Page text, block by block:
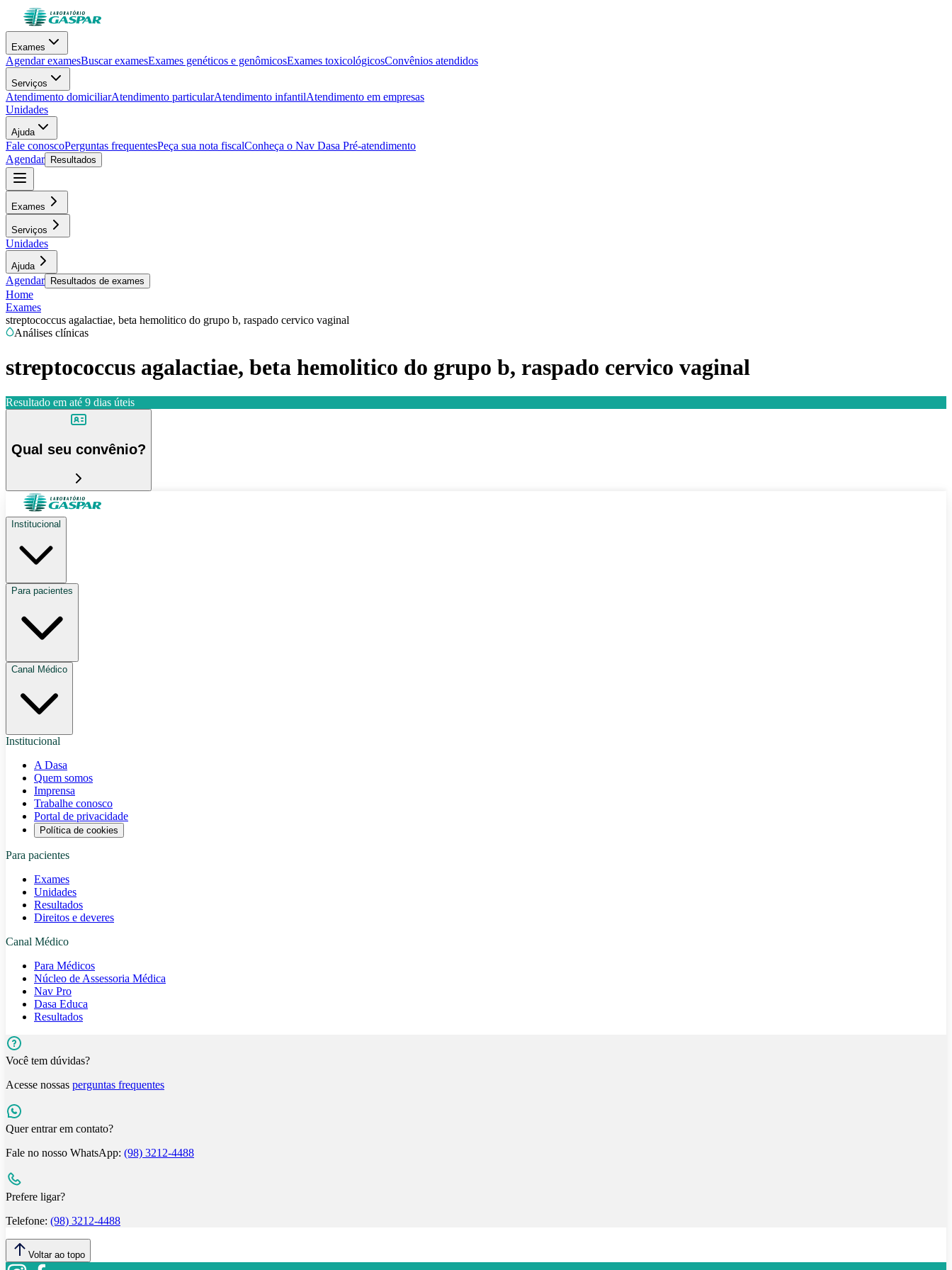
Exames
Agendar examesBuscar examesExames genéticos e genômicosExames toxicológicosConvênios atendidos
Serviços
Atendimento domiciliarAtendimento particularAtendimento infantilAtendimento em empresas
Unidades
Ajuda
Fale conoscoPerguntas frequentesPeça sua nota fiscalConheça o Nav Dasa Pré-atendimento
Agendar
Resultados
Exames
Serviços
Unidades
Ajuda
Agendar Resultados de exames
Home
Exames
streptococcus agalactiae, beta hemolitico do grupo b, raspado cervico vaginal
Análises clínicas
streptococcus agalactiae, beta hemolitico do grupo b, raspado cervico vaginal
Resultado em até 9 dias úteis
Qual seu convênio?
Institucional
Para pacientes
Canal Médico
Institucional
A Dasa
Quem somos
Imprensa
Trabalhe conosco
Portal de privacidade
Política de cookies
Para pacientes
Exames
Unidades
Resultados
Direitos e deveres
Canal Médico
Para Médicos
Núcleo de Assessoria Médica
Nav Pro
Dasa Educa
Resultados
Você tem dúvidas?
Acesse nossas perguntas frequentes
Quer entrar em contato?
Fale no nosso WhatsApp: (98) 3212-4488
Prefere ligar?
Telefone: (98) 3212-4488
Voltar ao topo